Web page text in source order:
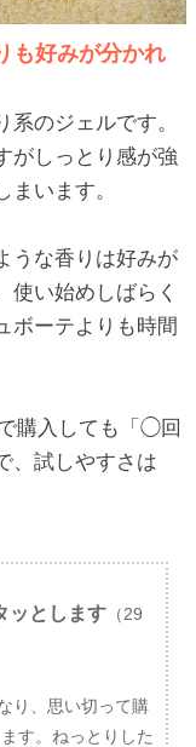
も好みが分かれ
のジェルです。
がしっとり感が強
います。
うな香りは好みが
使い始めしばらく
ボーテよりも時間
購入しても「◯回
、試しやすさは
ッとします （29
り、思い切って購
す。ねっとりした